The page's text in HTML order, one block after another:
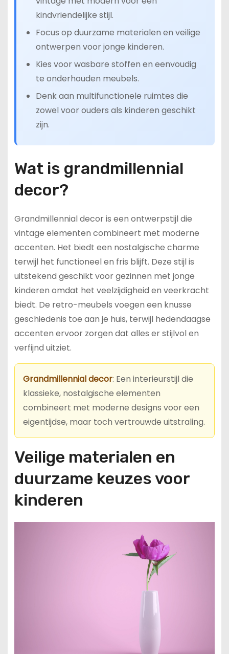
kindvriendelijke stijl.
Focus op duurzame materialen en veilige
ontwerpen voor jonge kinderen.
Kies voor wasbare stoffen en eenvoudig
te onderhouden meubels.
Denk aan multifunctionele ruimtes die
zowel voor ouders als kinderen geschikt
zijn.
Wat is grandmillennial
decor?
Grandmillennial decor is een ontwerpstijl die
vintage elementen combineert met moderne
accenten. Het biedt een nostalgische charme
terwijl het functioneel en fris blijft. Deze stijl is
uitstekend geschikt voor gezinnen met jonge
kinderen omdat het veelzijdigheid en veerkracht
biedt. De retro-meubels voegen een knusse
geschiedenis toe aan je huis, terwijl hedendaagse
accenten ervoor zorgen dat alles er stijlvol en
verfijnd uitziet.
Grandmillennial decor: Een interieurstijl die
klassieke, nostalgische elementen
combineert met moderne designs voor een
eigentijdse, maar toch vertrouwde uitstraling.
Veilige materialen en
duurzame keuzes voor
kinderen